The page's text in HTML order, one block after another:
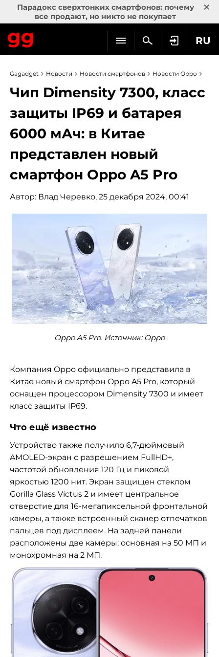
Парадокс сверхтонких смартфонов: почему
все продают, но никто не покупает
×
RU
Gagadget Новости Новости смартфонов Новости Oppo
Чип Dimensity 7300, класс
защиты IP69 и батарея
6000 мАч: в Китае
представлен новый
смартфон Oppo A5 Pro
Автор: Влад Черевко, 25 декабря 2024, 00:41
Oppo A5 Pro. Источник: Oppo
Компания Oppo официально представила в
Китае новый смартфон Oppo A5 Pro, который
оснащен процессором Dimensity 7300 и имеет
класс защиты IP69.
Что ещё известно
Устройство также получило 6,7-дюймовый
AMOLED-экран с разрешением FullHD+,
частотой обновления 120 Гц и пиковой
яркостью 1200 нит. Экран защищен стеклом
Gorilla Glass Victus 2 и имеет центральное
отверстие для 16-мегапиксельной фронтальной
камеры, а также встроенный сканер отпечатков
пальцев под дисплеем. На задней панели
расположены две камеры: основная на 50 МП и
монохромная на 2 МП.